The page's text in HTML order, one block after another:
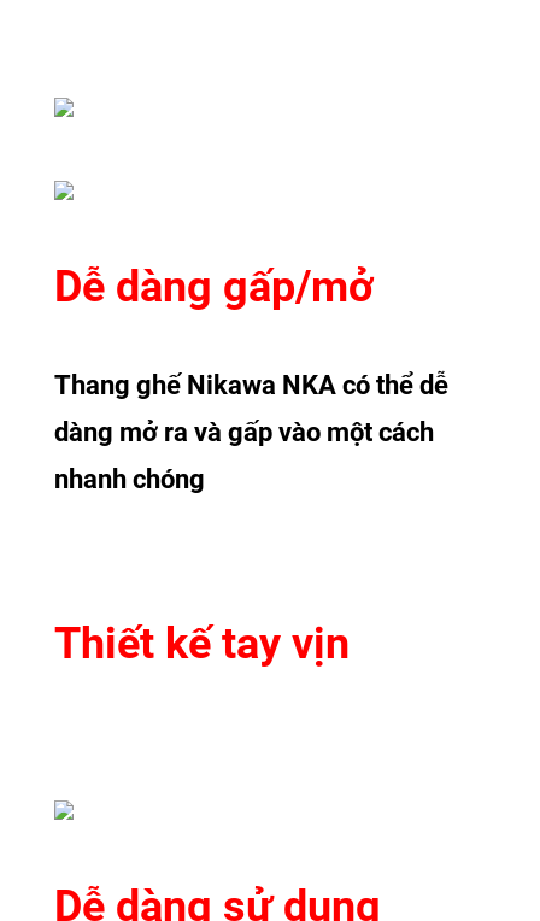
Dễ dàng gấp/mở
Thang ghế Nikawa NKA có thể dễ
dàng mở ra và gấp vào một cách
nhanh chóng
Thiết kế tay vịn
Dễ dàng sử dụng